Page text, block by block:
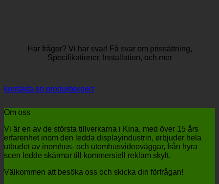
Har frågor? Vi har svar! Få svar om prissättning,
Specifikationer, Installation, och mer
kontakta en produktexpert
Om oss
Vi är en av de största tillverkarna i Kina, med över 15 års
erfarenhet inom den ledda displayindustrin, erbjuder hela
utbudet av inomhus- och utomhusvideoväggar, från hyra
scen ledde skärmar till kommersiell reklam skylt.
Välkommen att besöka oss och skicka din förfrågan!